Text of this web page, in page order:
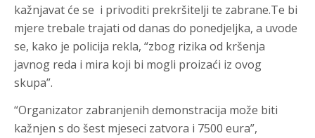
kažnjavat će se i privoditi prekršitelji te zabrane.Te bi
mjere trebale trajati od danas do ponedjeljka, a uvode
se, kako je policija rekla, “zbog rizika od kršenja
javnog reda i mira koji bi mogli proizaći iz ovog
skupa”.
“Organizator zabranjenih demonstracija može biti
kažnjen s do šest mjeseci zatvora i 7500 eura”,